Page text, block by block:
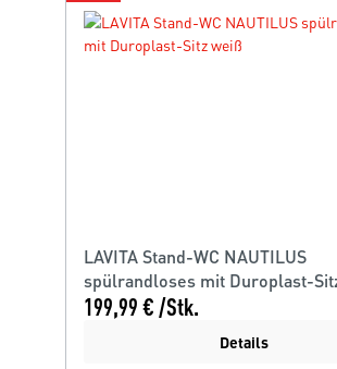
LAVITA Stand-WC NAUTILUS
spülrandloses mit Duroplast-
199,99 € /Stk.
Details